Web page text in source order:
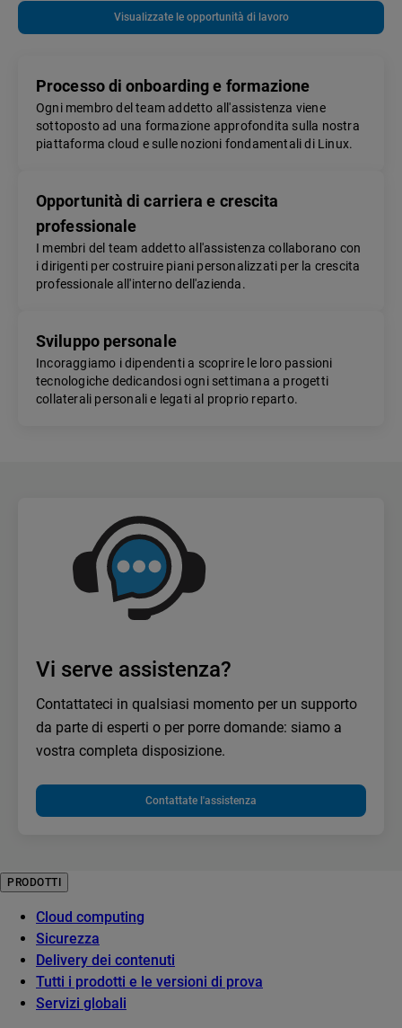
Visualizzate le opportunità di lavoro
Processo di onboarding e formazione
Ogni membro del team addetto all'assistenza viene
sottoposto ad una formazione approfondita sulla nostra
piattaforma cloud e sulle nozioni fondamentali di Linux.
Opportunità di carriera e crescita
professionale
I membri del team addetto all'assistenza collaborano con
i dirigenti per costruire piani personalizzati per la crescita
professionale all'interno dell'azienda.
Sviluppo personale
Incoraggiamo i dipendenti a scoprire le loro passioni
tecnologiche dedicandosi ogni settimana a progetti
collaterali personali e legati al proprio reparto.
Vi serve assistenza?
Contattateci in qualsiasi momento per un supporto
da parte di esperti o per porre domande: siamo a
vostra completa disposizione.
Contattate l'assistenza
PRODOTTI
Cloud computing
Sicurezza
Delivery dei contenuti
Tutti i prodotti e le versioni di prova
Servizi globali